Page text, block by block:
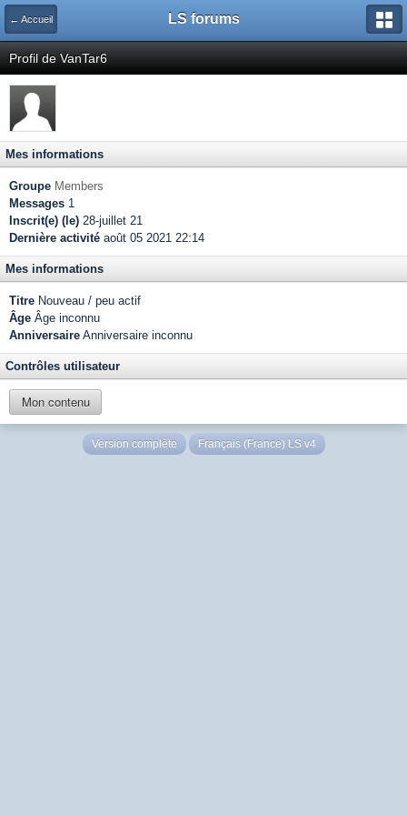
← Accueil LS forums
Profil de VanTar6
Mes informations
Groupe Members
Messages 1
Inscrit(e) (le) 28-juillet 21
Dernière activité août 05 2021 22:14
Mes informations
Titre Nouveau / peu actif
Âge Âge inconnu
Anniversaire Anniversaire inconnu
Contrôles utilisateur
Mon contenu
Version complète Français (France) LS v4